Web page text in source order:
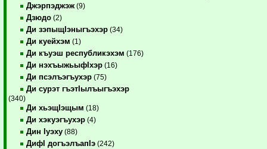
Джэрпэджэж (9)
Дзюдо (2)
Ди зэпыщIэныгъэхэр (34)
Ди куейхэм (1)
Ди къуэш республикэхэм (176)
Ди нэхъыжьыфIхэр (16)
Ди псэлъэгъухэр (75)
Ди сурэт гъэтIылъыгъэхэр
(340)
Ди хьэщIэщым (18)
Ди хэкуэгъухэр (4)
Дин Iуэху (88)
ДифI догъэлъапIэ (242)